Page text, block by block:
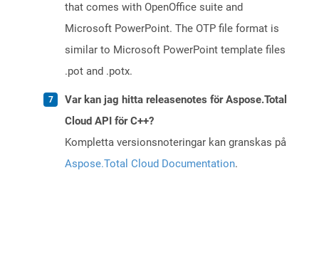
that comes with OpenOffice suite and
Microsoft PowerPoint. The OTP file format is
similar to Microsoft PowerPoint template files
.pot and .potx.
Var kan jag hitta releasenotes för Aspose.Total
Cloud API för C++?
Kompletta versionsnoteringar kan granskas på
Aspose.Total Cloud Documentation.